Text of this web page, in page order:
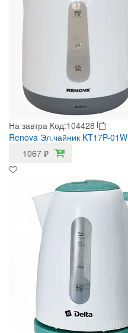
На завтра Код:104428
Renova Эл.чайник KT17P-01W
1067 ₽